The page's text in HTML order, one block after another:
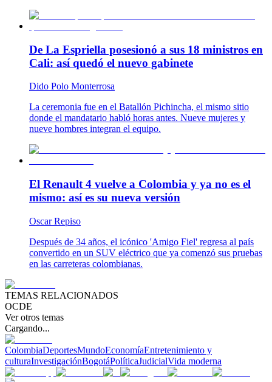
De La Espriella posesionó a sus 18 ministros en
Cali: así quedó el nuevo gabinete
Dido Polo Monterrosa
La ceremonia fue en el Batallón Pichincha, el mismo sitio
donde el mandatario habló horas antes. Nueve mujeres y
nueve hombres integran el equipo.
El Renault 4 vuelve a Colombia y ya no es el
mismo: así es su nueva versión
Oscar Repiso
Después de 34 años, el icónico 'Amigo Fiel' regresa al país
convertido en un SUV eléctrico que ya comenzó sus pruebas
en las carreteras colombianas.
TEMAS RELACIONADOS
OCDE
Ver otros temas
Cargando...
ColombiaDeportesMundoEconomíaEntretenimiento y
culturaInvestigaciónBogotáPolíticaJudicialVida moderna